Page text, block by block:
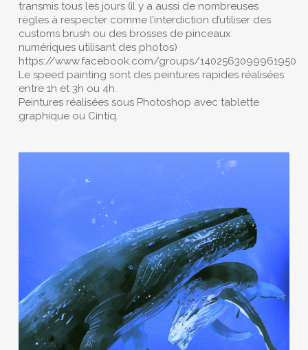
transmis tous les jours (il y a aussi de nombreuses
règles à respecter comme l’interdiction d’utiliser des
customs brush ou des brosses de pinceaux
numériques utilisant des photos)
https://www.facebook.com/groups/1402563099961950
Le speed painting sont des peintures rapides réalisées
entre 1h et 3h ou 4h.
Peintures réalisées sous Photoshop avec tablette
graphique ou Cintiq.